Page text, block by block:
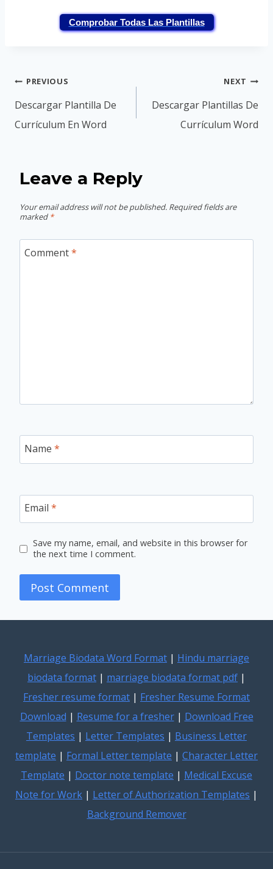
Comprobar Todas Las Plantillas
Post
navigation
PREVIOUS
Descargar Plantilla De
Currículum En Word
NEXT
Descargar Plantillas De
Currículum Word
Leave a Reply
Your email address will not be published. Required fields are
marked *
Comment*
Name *
Email *
Save my name, email, and website in this browser for
the next time I comment.
Marriage Biodata Word Format | Hindu marriage
biodata format | marriage biodata format pdf |
Fresher resume format | Fresher Resume Format
Download | Resume for a fresher| Download Free
Templates | Letter Templates | Business Letter
template | Formal Letter template | Character Letter
Template | Doctor note template | Medical Excuse
Note for Work | Letter of Authorization Templates |
Background Remover